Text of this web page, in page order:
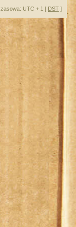
UTC + 1 [ DST ]